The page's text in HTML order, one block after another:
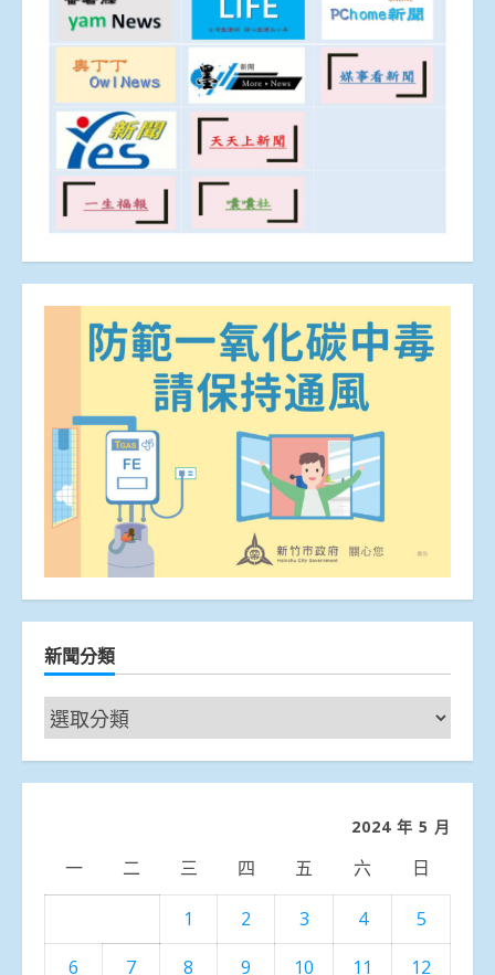
新聞分類
新
聞
分
2024 年 5 月
一 二 三 四 五 六 日
1 2 3 4
5
6
7 8 9 10 11 12